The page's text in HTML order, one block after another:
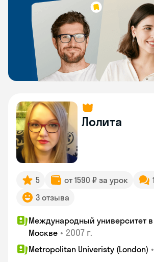
Лолита
5 от 1590 ₽ за урок
3 отзыва
Международный университет в
Москве • 2007 г.
Metropolitan Univeristy (London) •